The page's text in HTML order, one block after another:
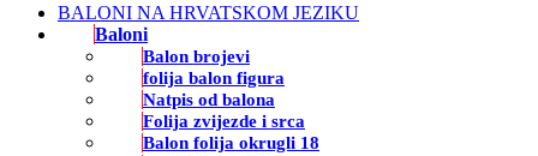
BALONI NA HRVATSKOM JEZIKU
Baloni
Balon brojevi
folija balon figura
Natpis od balona
Folija zvijezde i srca
Balon folija okrugli 18